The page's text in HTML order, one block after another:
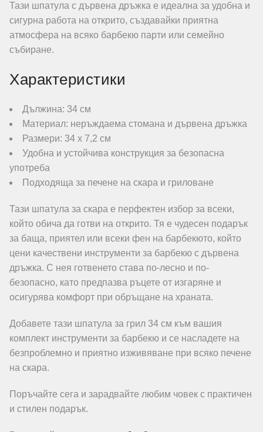
Тази шпатула с дървена дръжка е идеална за удобна и
сигурна работа на открито, създавайки приятна
атмосфера на всяко барбекю парти или семейно
събиране.
Характеристики
Дължина: 34 см
Материал: неръждаема стомана и дървена дръжка
Размери: 34 х 7,2 см
Удобна и устойчива конструкция за безопасна
употреба
Подходяща за печене на скара и гриловане
Тази шпатула за скара е перфектен избор за всеки,
който обича да готви на открито. Тя е чудесен подарък
за баща, приятел или всеки фен на барбекюто, който
цени качествени инструменти за барбекю с дървена
дръжка. С нея готвенето става по-лесно и по-
безопасно, като предпазва ръцете от изгаряне и
осигурява комфорт при обръщане на храната.
Добавете тази шпатула за грил 34 см към вашия
комплект инструменти за барбекю и се насладете на
безпроблемно и приятно изживяване при всяко печене
на скара.
Поръчайте сега и зарадвайте любим човек с практичен
и стилен подарък.